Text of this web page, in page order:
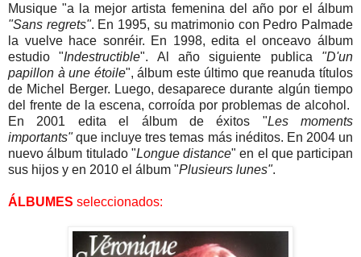
Musique "a la mejor artista femenina del año por el álbum
"Sans regrets". En 1995, su matrimonio con Pedro Palmade
la vuelve hace sonréir. En 1998, edita el onceavo álbum
estudio "Indestructible". Al año siguiente publica "D'un
papillon à une étoile", álbum este último que reanuda títulos
de Michel Berger. Luego, desaparece durante algún tiempo
del frente de la escena, corroída por problemas de alcohol.
En 2001 edita el álbum de éxitos "Les moments
importants"que incluye tres temas más inéditos. En 2004 un
nuevo álbum titulado "Longue distance" en el que participan
sus hijos y en 2010 el álbum "Plusieurs lunes".
ÁLBUMES seleccionados: